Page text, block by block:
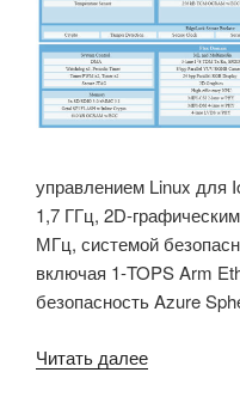
HMI
с
быстрым
запуском»
управлением Linux для
1,7 ГГц, 2D-
МГц, системой
включая 1-TOPS Arm
безопасность Azure
Читать далее«NXP